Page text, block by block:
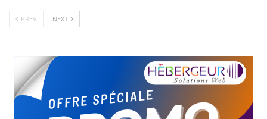
PREV NEXT